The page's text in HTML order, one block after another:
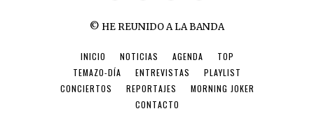
© HE REUNIDO A LA BANDA
INICIO NOTICIAS AGENDA
TOP
TEMAZO-DÍA
ENTREVISTAS
PLAYLIST
CONCIERTOS
REPORTAJES
MORNING JOKER
CONTACTO